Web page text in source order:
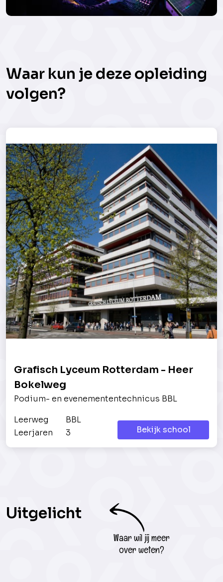
Waar kun je deze opleiding
volgen?
Grafisch Lyceum Rotterdam - Heer
Bokelweg
Podium- en evenemententechnicus BBL
Leerweg
BBL
Leerjaren
3 Bekijk school
Uitgelicht
Waar wil jij meer
over weten?